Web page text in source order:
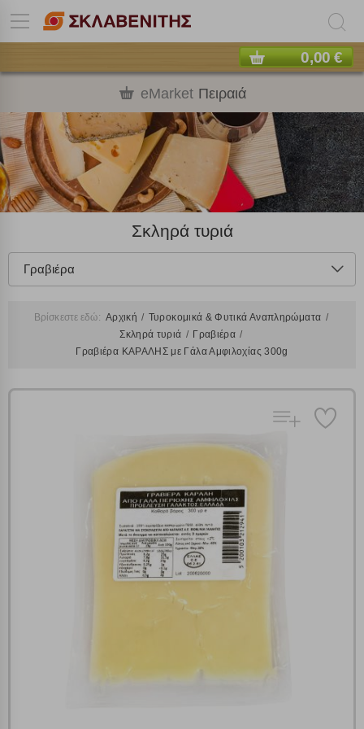
0,00 €
eMarket Πειραιά
Σκληρά τυριά
Γραβιέρα
Βρίσκεστε εδώ: Αρχική
Τυροκομικά & Φυτικά Αναπληρώματα
Σκληρά τυριά
Γραβιέρα
Γραβιέρα ΚΑΡΑΛΗΣ με Γάλα Αμφιλοχίας 300g